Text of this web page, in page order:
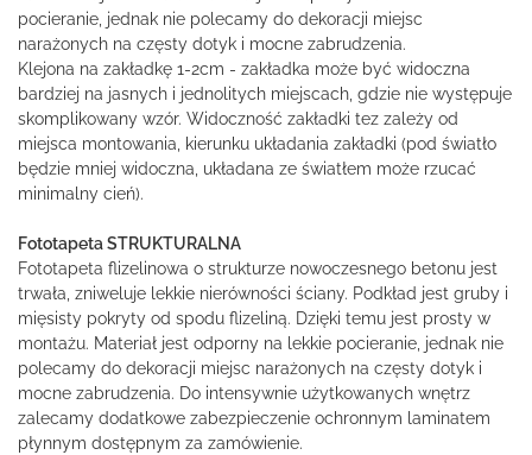
pocieranie, jednak nie polecamy do dekoracji miejsc
narażonych na częsty dotyk i mocne zabrudzenia.
Klejona na zakładkę 1-2cm - zakładka może być widoczna
bardziej na jasnych i jednolitych miejscach, gdzie nie występuje
skomplikowany wzór. Widoczność zakładki tez zależy od
miejsca montowania, kierunku układania zakładki (pod światło
będzie mniej widoczna, układana ze światłem może rzucać
minimalny cień).
Fototapeta STRUKTURALNA
Fototapeta flizelinowa o strukturze nowoczesnego betonu jest
trwała, zniweluje lekkie nierówności ściany. Podkład jest gruby i
mięsisty pokryty od spodu flizeliną. Dzięki temu jest prosty w
montażu. Materiał jest odporny na lekkie pocieranie, jednak nie
polecamy do dekoracji miejsc narażonych na częsty dotyk i
mocne zabrudzenia. Do intensywnie użytkowanych wnętrz
zalecamy dodatkowe zabezpieczenie ochronnym laminatem
płynnym dostępnym za zamówienie.